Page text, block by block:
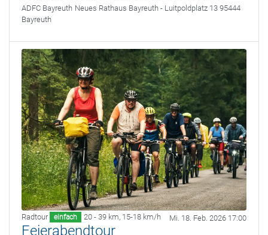
ADFC Bayreuth Neues Rathaus Bayreuth - Luitpoldplatz 13 95444
Bayreuth
Radtour einfach 20 - 39 km, 15-18 km/h Mi. 18. Feb. 2026 17:00
Feierabendtour